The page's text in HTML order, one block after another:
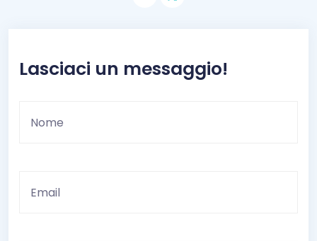
Lasciaci un messaggio!